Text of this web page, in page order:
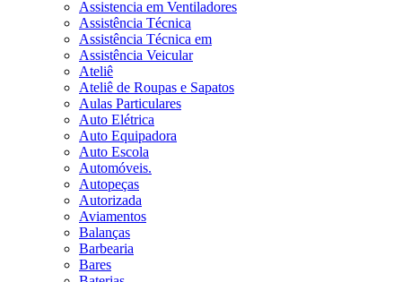
Assistencia em Ventiladores
Assistência Técnica
Assistência Técnica em
Assistência Veicular
Ateliê
Ateliê de Roupas e Sapatos
Aulas Particulares
Auto Elétrica
Auto Equipadora
Auto Escola
Automóveis.
Autopeças
Autorizada
Aviamentos
Balanças
Barbearia
Bares